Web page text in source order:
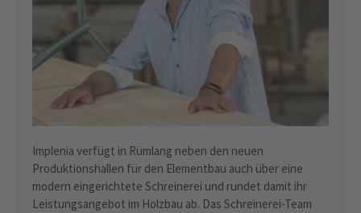
Implenia verfügt in Rümlang neben den neuen
Produktionshallen für den Elementbau auch über eine
modern eingerichtete Schreinerei und rundet damit ihr
Leistungsangebot im Holzbau ab. Das Schreinerei-Team